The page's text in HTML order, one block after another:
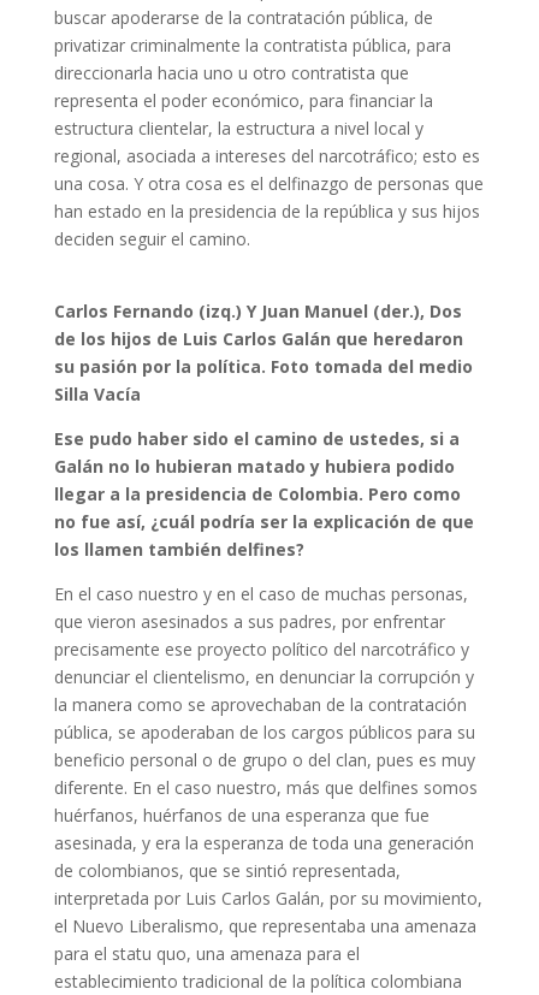
buscar apoderarse de la contratación pública, de
privatizar criminalmente la contratista pública, para
direccionarla hacia uno u otro contratista que
representa el poder económico, para financiar la
estructura clientelar, la estructura a nivel local y
regional, asociada a intereses del narcotráfico; esto es
una cosa. Y otra cosa es el delfinazgo de personas que
han estado en la presidencia de la república y sus hijos
deciden seguir el camino.
Carlos Fernando (izq.) Y Juan Manuel (der.), Dos
de los hijos de Luis Carlos Galán que heredaron
su pasión por la política. Foto tomada del medio
Silla Vacía
Ese pudo haber sido el camino de ustedes, si a
Galán no lo hubieran matado y hubiera podido
llegar a la presidencia de Colombia. Pero como
no fue así, ¿cuál podría ser la explicación de que
los llamen también delfines?
En el caso nuestro y en el caso de muchas personas,
que vieron asesinados a sus padres, por enfrentar
precisamente ese proyecto político del narcotráfico y
denunciar el clientelismo, en denunciar la corrupción y
la manera como se aprovechaban de la contratación
pública, se apoderaban de los cargos públicos para su
beneficio personal o de grupo o del clan, pues es muy
diferente. En el caso nuestro, más que delfines somos
huérfanos, huérfanos de una esperanza que fue
asesinada, y era la esperanza de toda una generación
de colombianos, que se sintió representada,
interpretada por Luis Carlos Galán, por su movimiento,
el Nuevo Liberalismo, que representaba una amenaza
para el statu quo, una amenaza para el
establecimiento tradicional de la política colombiana